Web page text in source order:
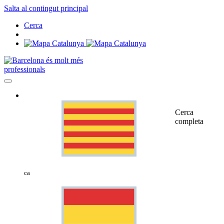
Salta al contingut principal
Cerca
professionals
ca
Cerca
completa